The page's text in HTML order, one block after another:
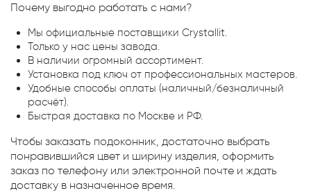
Почему выгодно работать с нами?
Мы официальные поставщики Crystallit.
Только у нас цены завода.
В наличии огромный ассортимент.
Установка под ключ от профессиональных мастеров.
Удобные способы оплаты (наличный/безналичный
расчёт).
Быстрая доставка по Москве и РФ.
Чтобы заказать подоконник, достаточно выбрать
понравившийся цвет и ширину изделия, оформить
заказ по телефону или электронной почте и ждать
доставку в назначенное время.